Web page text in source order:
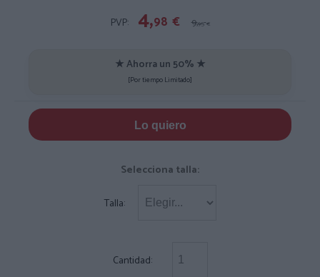
PVP:
4,98 € 9,95 €
★ Ahorra un 50% ★
[Por tiempo Limitado]
Lo quiero
Selecciona talla:
Talla:
Cantidad: